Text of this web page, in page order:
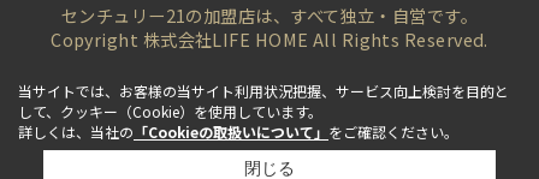
センチュリー21の加盟店は、すべて独立・自営です。
Copyright 株式会社LIFE HOME All Rights Reserved.
当サイトでは、お客様の当サイト利用状況把握、サービス向上検討を目的と
して、クッキー（Cookie）を使用しています。
詳しくは、当社の 「Cookieの取扱いについて」 をご確認ください。
閉じる